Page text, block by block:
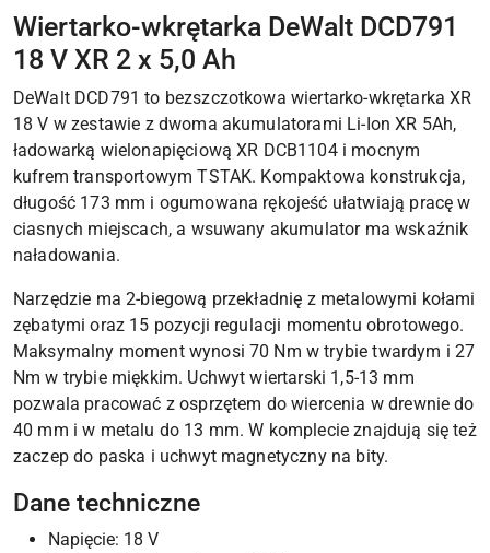
Wiertarko-wkrętarka DeWalt DCD791
18 V XR 2 x 5,0 Ah
DeWalt DCD791 to bezszczotkowa wiertarko-wkrętarka XR
18 V w zestawie z dwoma akumulatorami Li-Ion XR 5Ah,
ładowarką wielonapięciową XR DCB1104 i mocnym
kufrem transportowym TSTAK. Kompaktowa konstrukcja,
długość 173 mm i ogumowana rękojeść ułatwiają pracę w
ciasnych miejscach, a wsuwany akumulator ma wskaźnik
naładowania.
Narzędzie ma 2-biegową przekładnię z metalowymi kołami
zębatymi oraz 15 pozycji regulacji momentu obrotowego.
Maksymalny moment wynosi 70 Nm w trybie twardym i 27
Nm w trybie miękkim. Uchwyt wiertarski 1,5-13 mm
pozwala pracować z osprzętem do wiercenia w drewnie do
40 mm i w metalu do 13 mm. W komplecie znajdują się też
zaczep do paska i uchwyt magnetyczny na bity.
Dane techniczne
Napięcie: 18 V